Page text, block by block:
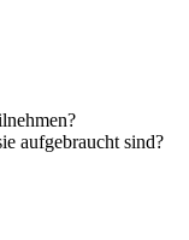
aufgebraucht sind?